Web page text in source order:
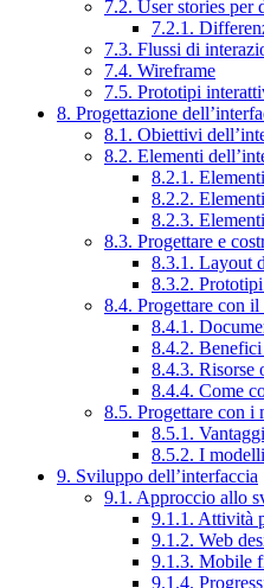
7.2. User stories per
7.2.1.
7.3. Flussi di
7.4. Wireframe
7.5. Prototipi
8. Progettazione
8.1. Obiettivi
8.2. Elementi
8.2.1.
8.2.2.
8.2.3.
8.3. Progettare e
8.3.1. Layout
8.3.2.
8.4. Progettare con
8.4.1.
8.4.2. Benefici
8.4.3. Risorse
8.4.4. Come
8.5. Progettare con i
8.5.1.
8.5.2. I
9. Sviluppo dell’interfaccia
9.1. Approccio allo
9.1.1. Attività
9.1.2. Web
9.1.3. Mobile
9.1.4.